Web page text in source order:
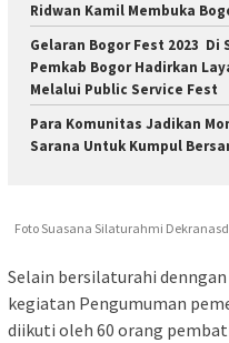
Ridwan Kamil Membuka
Gelaran Bogor Fest 2023
Pemkab Bogor Hadirkan
Melalui Public Service Fest
Para Komunitas Jadikan
Sarana Untuk Kumpul
Foto Suasana Silaturahmi
Selain bersilaturahi
kegiatan Pengumuman
diikuti oleh 60 orang